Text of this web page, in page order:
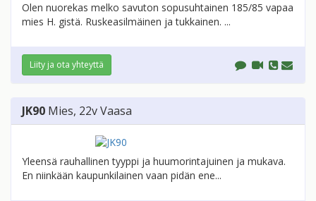
Olen nuorekas melko savuton sopusuhtainen 185/85 vapaa
mies H. gistä. Ruskeasilmäinen ja tukkainen. ...
Liity ja ota yhteyttä
JK90 Mies, 22vVaasa
Yleensä rauhallinen tyyppi ja huumorintajuinen ja mukava.
En niinkään kaupunkilainen vaan pidän ene...